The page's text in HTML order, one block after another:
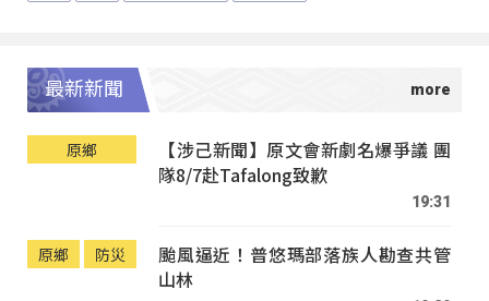
最新新聞
原鄉
【涉己新聞】原文會新劇名爆爭議 團
隊8/7赴Tafalong致歉
19:31
原鄉 防災
颱風逼近！普悠瑪部落族人勘查共管
山林